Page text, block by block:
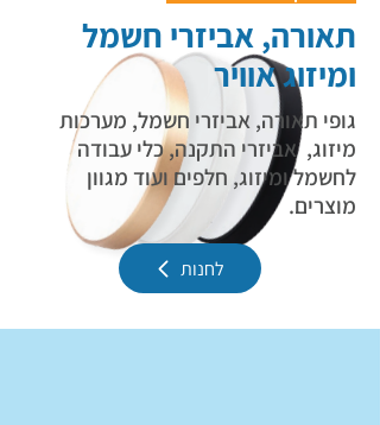
תאורה, אביזרי חשמל
ומיזוג אוויר
גופי תאורה, אביזרי חשמל, מערכות
מיזוג, אביזרי התקנה, כלי עבודה
לחשמל ומיזוג, חלפים ועוד מגוון
מוצרים.
לחנות